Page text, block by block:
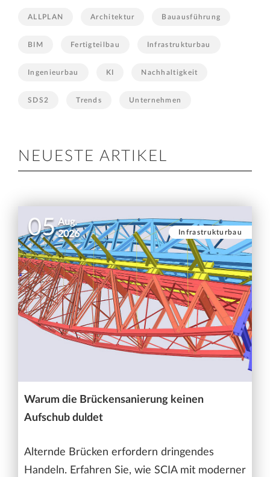
ALLPLAN Architektur Bauausführung
BIM Fertigteilbau Infrastrukturbau
Ingenieurbau KI Nachhaltigkeit
SDS2 Trends Unternehmen
NEUESTE ARTIKEL
05 Aug.
2026
Infrastrukturbau
Warum die Brückensanierung keinen
Aufschub duldet
Alternde Brücken erfordern dringendes
Handeln. Erfahren Sie, wie SCIA mit moderner